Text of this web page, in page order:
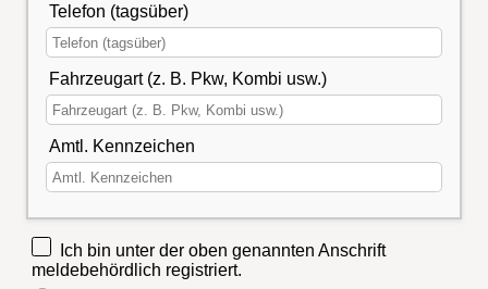
Telefon (tagsüber)
Fahrzeugart (z. B. Pkw, Kombi usw.)
Amtl. Kennzeichen
Ich bin unter der oben genannten Anschrift
meldebehördlich registriert.